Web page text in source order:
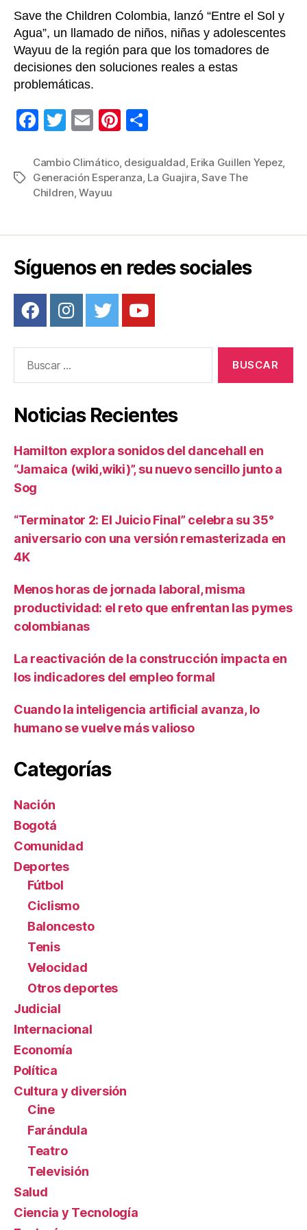
Save the Children Colombia, lanzó “Entre el Sol y
Agua”, un llamado de niños, niñas y adolescentes
Wayuu de la región para que los tomadores de
decisiones den soluciones reales a estas
problemáticas.
F
c
e
o
k
T
tt
er
E
ail
Pi
er
e
m
p
tir
Etiquetas
Cambio Climático, desigualdad, Erika Guillen Yepez,
Generación Esperanza, La Guajira,Save The
Children,Wayuu
Síguenos en redes sociales
Noticias Recientes
Hamilton explora sonidos del dancehall en
“Jamaica (wiki,wiki)”, su nuevo sencillo junto a
Sog
“Terminator 2: El Juicio Final” celebra su 35°
aniversario con una versión remasterizada en
4K
Menos horas de jornada laboral, misma
productividad: el reto que enfrentan las pymes
colombianas
La reactivación de la construcción impacta en
los indicadores del empleo formal
Cuando la inteligencia artificial avanza, lo
humano se vuelve más valioso
Categorías
Nación
Bogotá
Comunidad
Deportes
Fútbol
Ciclismo
Baloncesto
Tenis
Velocidad
Otros deportes
Judicial
Internacional
Economía
Política
Cultura y diversión
Cine
Farándula
Teatro
Televisión
Salud
Ciencia y Tecnología